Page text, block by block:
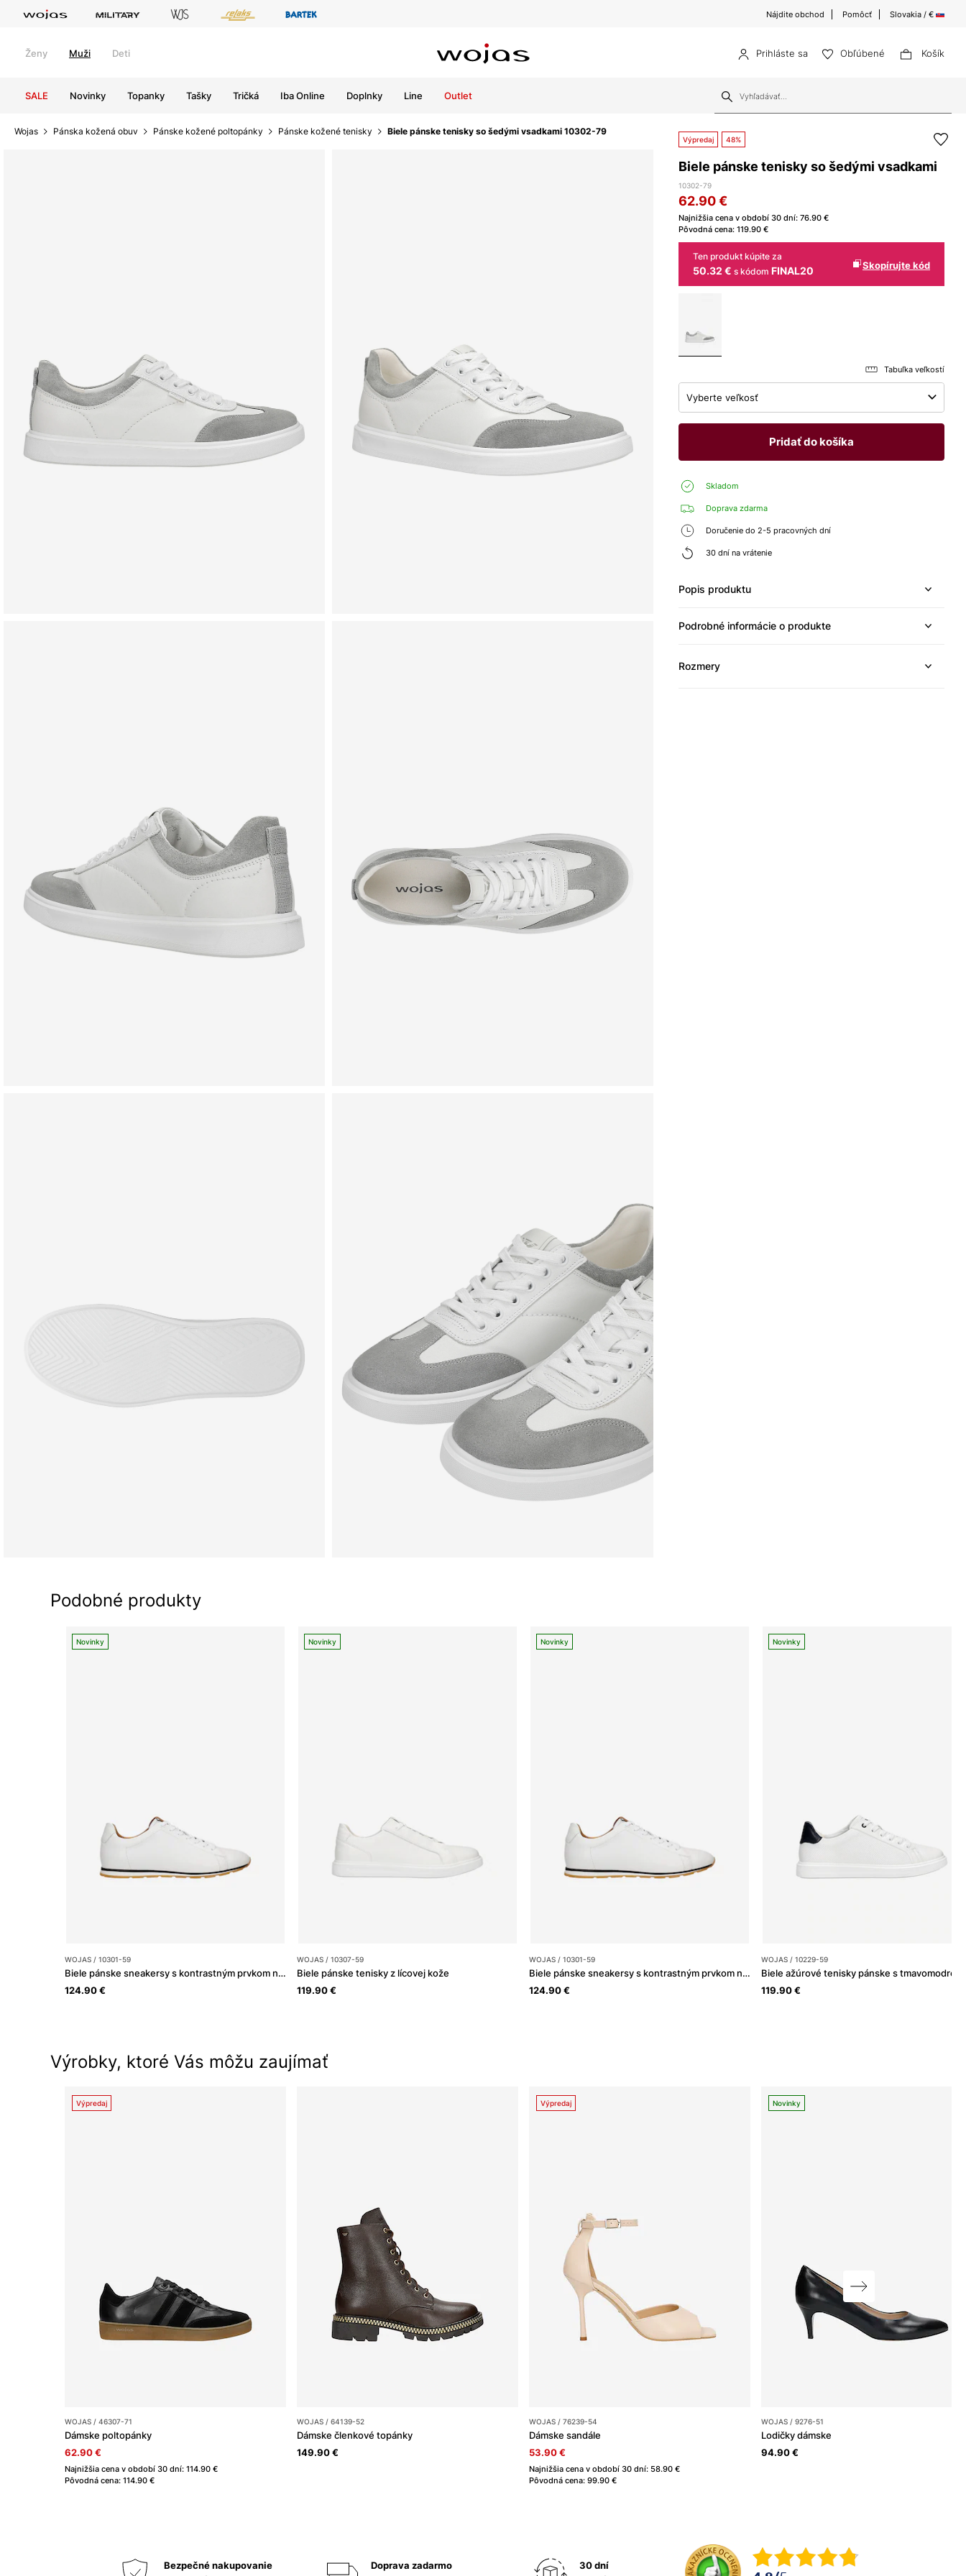
Nájdite obchod Pomôcť Slovakia / €
Ženy Muži Deti Prihláste sa Obľúbené Košík
SALE Novinky Topanky Tašky Tričká Iba Online Doplnky Line Outlet
Wojas Pánska kožená obuv Pánske kožené poltopánky Pánske kožené tenisky Biele pánske tenisky so šedými vsadkami 10302-79
Výpredaj 48%
Biele pánske tenisky so šedými vsadkami
10302-79
62.90€
Najnižšia cena v období 30 dní: 76.90 €
Pôvodná cena: 119.90 €
Ten produkt kúpite za
50.32 € s kódom FINAL20 Skopírujte kód
Tabuľka veľkostí
Vyberte veľkosť
Pridať do košíka
Skladom
Doprava zdarma
Doručenie do 2-5 pracovných dní
30 dní na vrátenie
Popis produktu
Podrobné informácie o produkte
Rozmery
Podobné produkty
Novinky
WOJAS / 10301-59
Biele pánske sneakersy s kontrastným prvkom na podrážke
124.90 €
Novinky
WOJAS / 10307-59
Biele pánske tenisky z lícovej kože
119.90 €
Novinky
WOJAS / 10301-59
Biele pánske sneakersy s kontrastným prvkom na podrážke
124.90 €
Novinky
WOJAS / 10229-59
119.90 €
Výrobky, ktoré Vás môžu zaujímať
Výpredaj
WOJAS / 46307-71
Dámske poltopánky
62.90 €
Najnižšia cena v období 30 dní: 114.90 €
Pôvodná cena: 114.90 €
WOJAS / 64139-52
Dámske členkové topánky
149.90 €
Výpredaj
WOJAS / 76239-54
Dámske sandále
53.90 €
Najnižšia cena v období 30 dní: 58.90 €
Pôvodná cena: 99.90 €
Novinky
WOJAS / 9276-51
Lodičky dámske
94.90 €
Bezpečné nakupovanie
Doprava zadarmo
30 dní